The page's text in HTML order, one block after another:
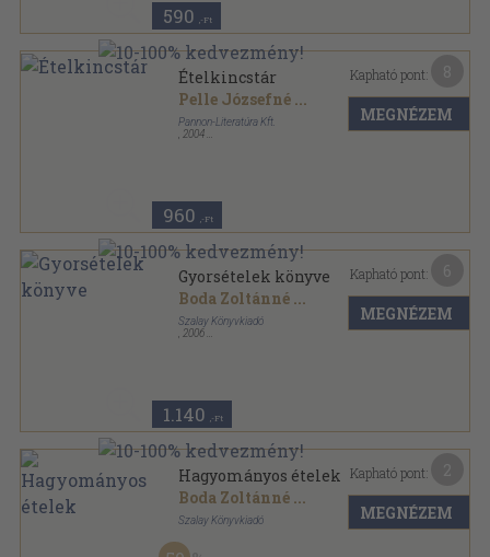
590 ,-Ft
Ételkincstár
Pelle Józsefné ...
Pannon-Literatúra Kft.
2004
960 ,-Ft
Kapható pont:
MEGNÉZEM
Gyorsételek könyve
Boda Zoltánné ...
Szalay Könyvkiadó
2006
1.140 ,-Ft
Kapható pont:
MEGNÉZEM
Hagyományos ételek
Boda Zoltánné ...
Szalay Könyvkiadó
Tűzött kötés
Kapható pont:
MEGNÉZEM